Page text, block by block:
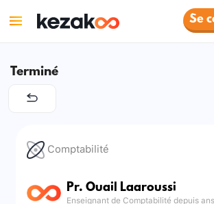
Se
Terminé
Comptabilité
Pr. Ouail Laaroussi
Enseignant de Comptabilité depuis ans